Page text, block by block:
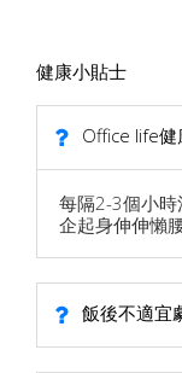
健康小貼士
Office life
每隔2-3個小
企起身伸伸懶腰
飯後不適宜